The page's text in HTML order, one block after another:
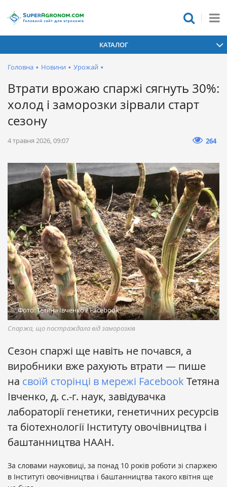
КАТАЛОГ
Головна • Новини • Урожай •
Втрати врожаю спаржі сягнуть 30%:
холод і заморозки зірвали старт
сезону
4 травня 2026, 09:07 264
Фото: Тетяна Івченко / Facebook
Спаржа, що постраждала від заморозків
Сезон спаржі ще навіть не почався, а
виробники вже рахують втрати — пише
на своїй сторінці в мережі Facebook Тетяна
Івченко, д. с.-г. наук, завідувачка
лабораторії генетики, генетичних ресурсів
та біотехнології Інституту овочівництва і
баштанництва НААН.
За словами науковиці, за понад 10 років роботи зі спаржею
в Інституті овочівництва і баштанництва такого квітня ще